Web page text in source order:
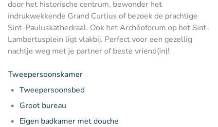
door het historische centrum, bewonder het
indrukwekkende Grand Curtius of bezoek de prachtige
Sint-Pauluskathedraal. Ook het Archéoforum op het Sint-
Lambertusplein ligt vlakbij. Perfect voor een gezellig
nachtje weg met je partner of beste vriend(in)!
Tweepersoonskamer
Tweepersoonsbed
Groot bureau
Eigen badkamer met douche